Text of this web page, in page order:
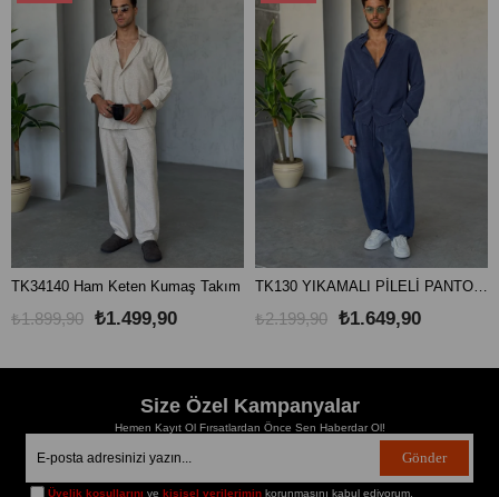
TK34140 Ham Keten Kumaş Takım
₺1.499,90
₺1.899,90 ₺1.649,90
₺2.199,90
Size Özel Kampanyalar
Hemen Kayıt Ol Fırsatlardan Önce Sen Haberdar Ol!
Gönder
Üyelik koşullarını vekişisel verilerimin korunmasını kabul ediyorum.